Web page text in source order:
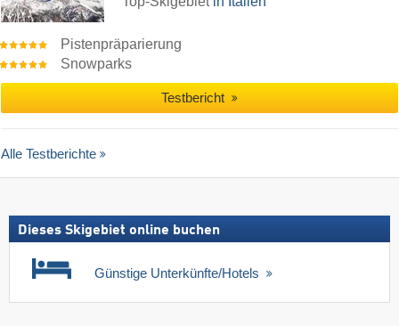
Pistenpräparierung
Snowparks
Testbericht
Alle Testberichte
Dieses Skigebiet online buchen
Günstige Unterkünfte/Hotels